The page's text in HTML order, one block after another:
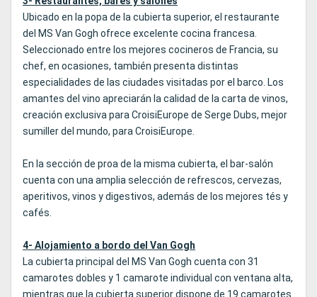
Ubicado en la popa de la cubierta superior, el restaurante
del MS Van Gogh ofrece excelente cocina francesa.
Seleccionado entre los mejores cocineros de Francia, su
chef, en ocasiones, también presenta distintas
especialidades de las ciudades visitadas por el barco. Los
amantes del vino apreciarán la calidad de la carta de vinos,
creación exclusiva para CroisiEurope de Serge Dubs, mejor
sumiller del mundo, para CroisiEurope.
En la sección de proa de la misma cubierta, el bar-salón
cuenta con una amplia selección de refrescos, cervezas,
aperitivos, vinos y digestivos, además de los mejores tés y
cafés.
4- Alojamiento a bordo del Van Gogh
La cubierta principal del MS Van Gogh cuenta con 31
camarotes dobles y 1 camarote individual con ventana alta,
mientras que la cubierta superior dispone de 19 camarotes